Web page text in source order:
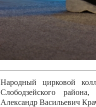
Образцовый эстрадно-
творчества с. Чобручи,
Владимирович;
Образцовый цирковой
Тирасполь,
Молдавской Республики
Народный цирковой
Слободзейского
Александр Васильевич